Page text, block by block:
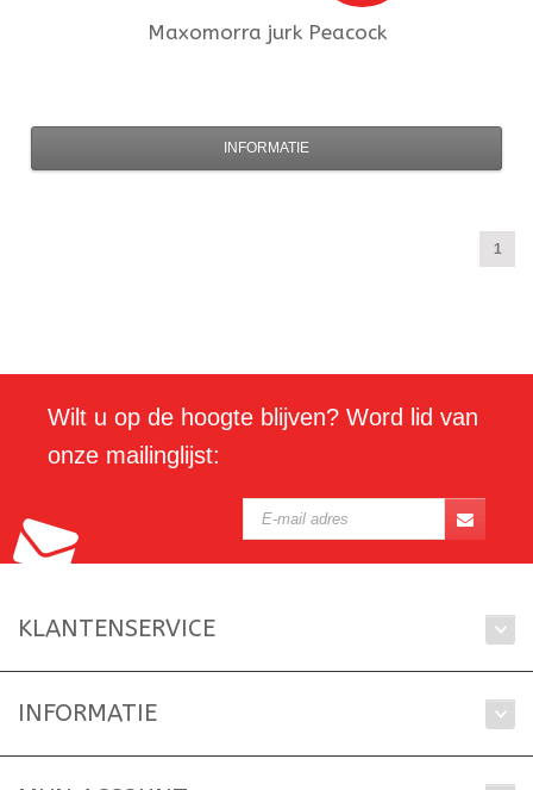
Maxomorra jurk Peacock
INFORMATIE
1
Wilt u op de hoogte blijven? Word lid van
onze mailinglijst:
KLANTENSERVICE
INFORMATIE